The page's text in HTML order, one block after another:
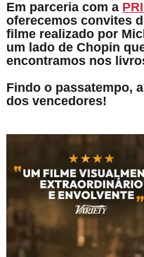
Em parceria com a
oferecemos convites
filme realizado por
um lado de Chopin
encontramos nos
Findo o passatempo,
dos vencedores!